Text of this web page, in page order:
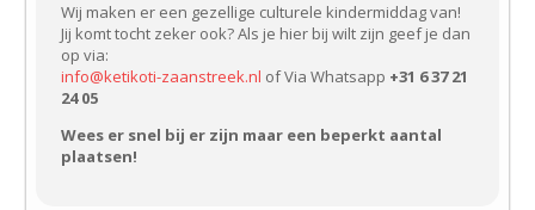
Wij maken er een gezellige culturele kindermiddag van!
Jij komt tocht zeker ook? Als je hier bij wilt zijn geef je dan
op via:
info@ketikoti-zaanstreek.nl of Via Whatsapp +31 6 37 21
24 05
Wees er snel bij er zijn maar een beperkt aantal
plaatsen!